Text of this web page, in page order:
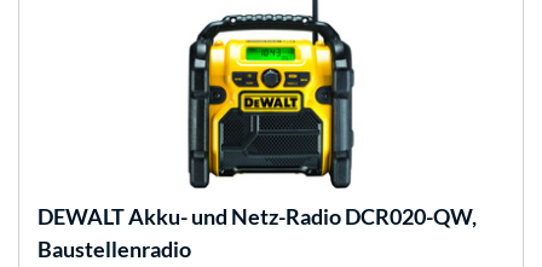
DEWALTAkku- und Netz-Radio DCR020-QW,
Baustellenradio